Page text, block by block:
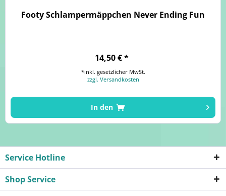
Footy Schlampermäppchen Never Ending Fun
14,50 € *
*inkl. gesetzlicher MwSt.
zzgl. Versandkosten
In den
Service Hotline
Shop Service